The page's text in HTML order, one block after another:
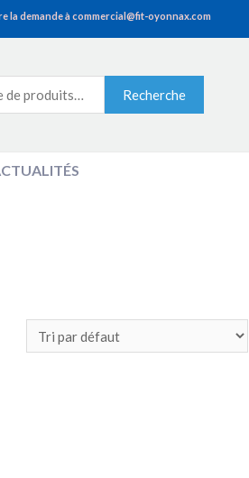
la demande à commercial@fit-oyonnax.com
Recherche